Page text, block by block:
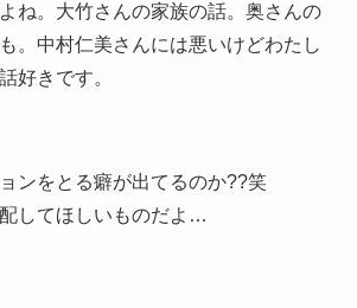
ね。大竹さんの家族の話。奥さんの
。中村仁美さんには悪いけどわたし
好きです。
ンをとる癖が出てるのか??笑
してほしいものだよ…